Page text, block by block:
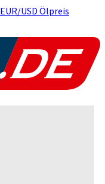
EUR/USD Ölpreis